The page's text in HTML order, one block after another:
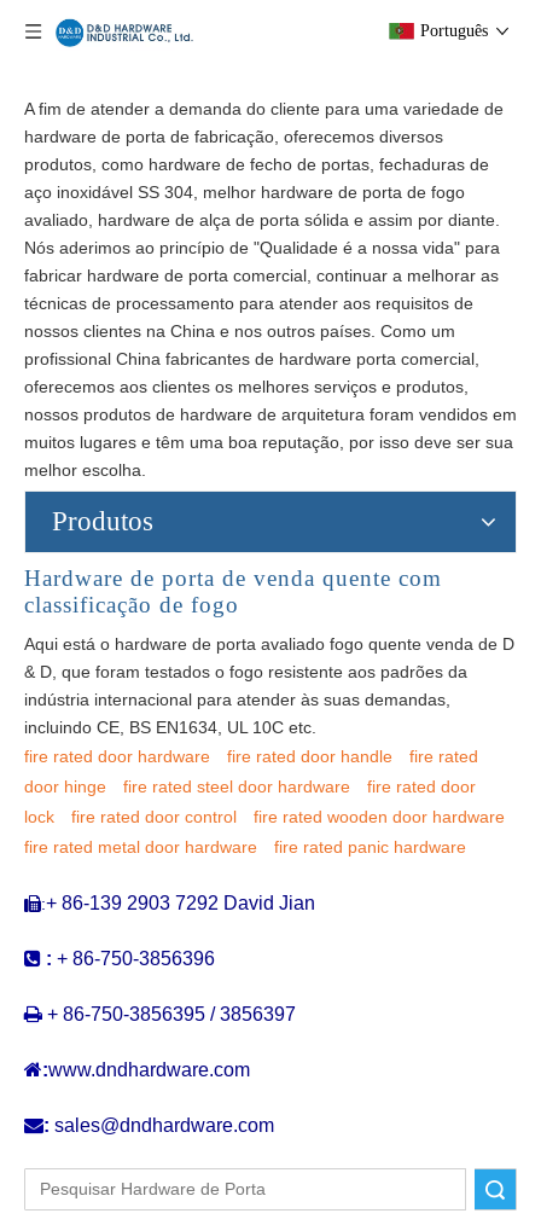
Português
A fim de atender a demanda do cliente para uma variedade de
hardware de porta de fabricação, oferecemos diversos
produtos, como hardware de fecho de portas, fechaduras de
aço inoxidável SS 304, melhor hardware de porta de fogo
avaliado, hardware de alça de porta sólida e assim por diante.
Nós aderimos ao princípio de "Qualidade é a nossa vida" para
fabricar hardware de porta comercial, continuar a melhorar as
técnicas de processamento para atender aos requisitos de
nossos clientes na China e nos outros países. Como um
profissional China fabricantes de hardware porta comercial,
oferecemos aos clientes os melhores serviços e produtos,
nossos produtos de hardware de arquitetura foram vendidos em
muitos lugares e têm uma boa reputação, por isso deve ser sua
melhor escolha.
Produtos
Hardware de porta de venda quente com
classificação de fogo
Aqui está o hardware de porta avaliado fogo quente venda de D
& D, que foram testados o fogo resistente aos padrões da
indústria internacional para atender às suas demandas,
incluindo CE, BS EN1634, UL 10C etc.
fire rated door hardware
fire rated door handle
fire rated
door hinge
fire rated steel door hardware
fire rated door
lock
fire rated door control
fire rated wooden door hardware
fire rated metal door hardware
fire rated panic hardware
:+ 86-139 2903 7292 David Jian
 : + 86-750-3856396
 + 86-750-3856395 / 3856397
:www.dndhardware.com
: sales@dndhardware.com